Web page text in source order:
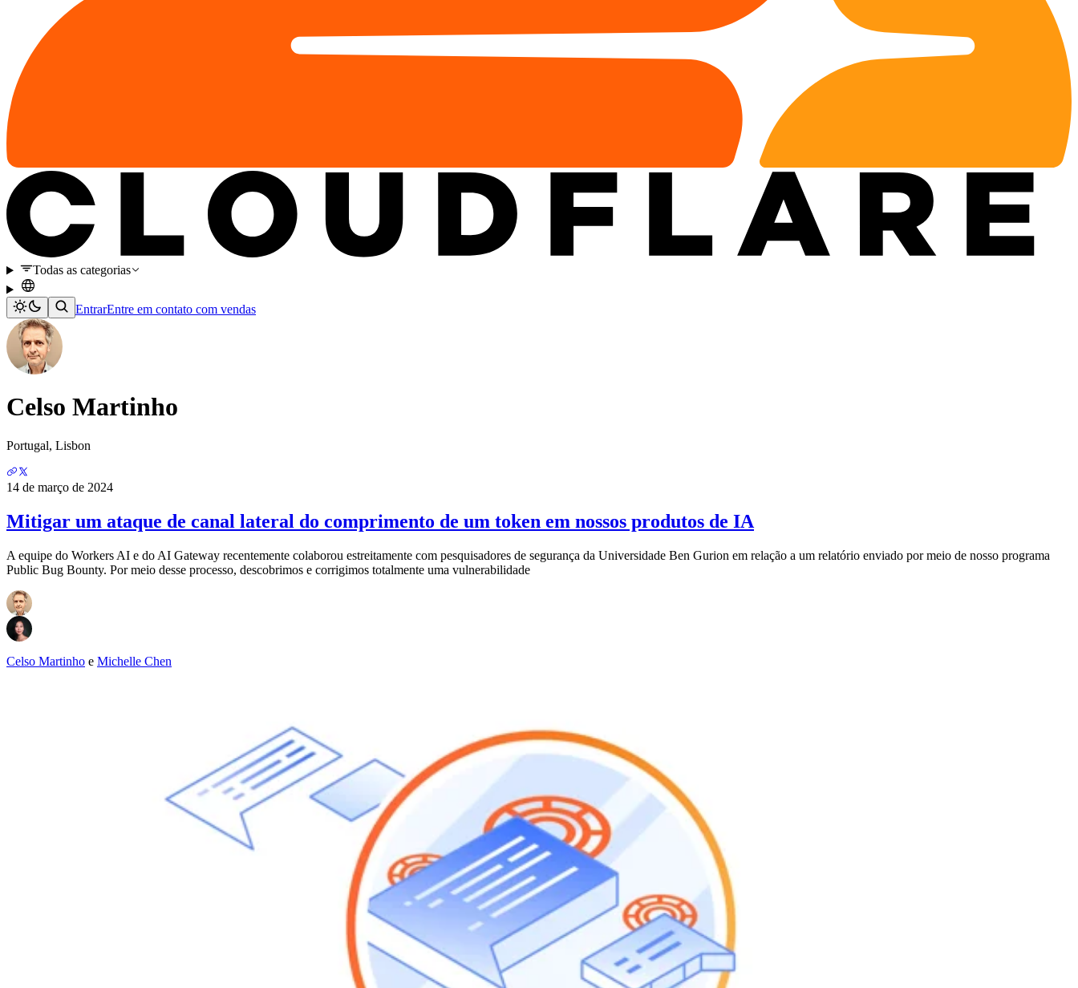
Todas as categorias
EntrarEntre em contato com vendas
Celso Martinho
Portugal, Lisbon
14 de março de 2024
Mitigar um ataque de canal lateral do comprimento de um token em nossos produtos de IA
A equipe do Workers AI e do AI Gateway recentemente colaborou estreitamente com pesquisadores de segurança da Universidade Ben Gurion em relação a um relatório enviado por meio de nosso programa
Public Bug Bounty. Por meio desse processo, descobrimos e corrigimos totalmente uma vulnerabilidade
Celso Martinho e Michelle Chen